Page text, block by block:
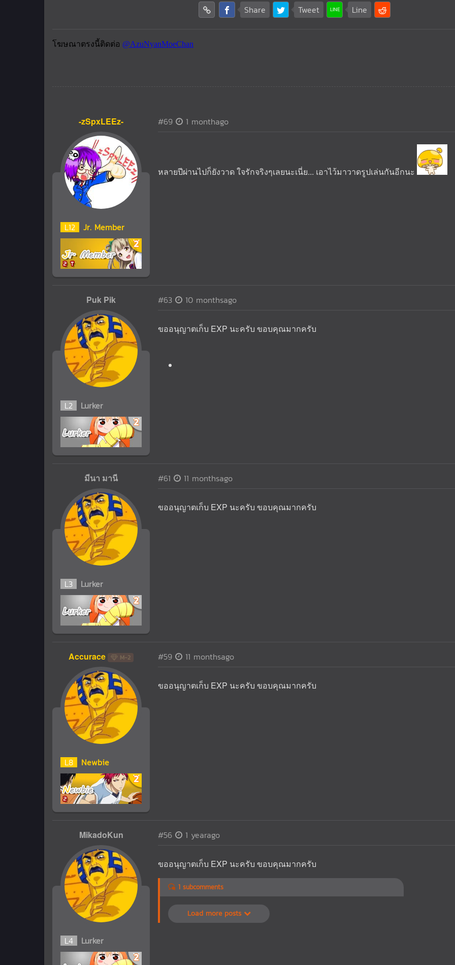
Share Tweet Line
-zSpxLEEz-
L12 Jr. Member
#69 1 monthago
หลายปีผ่านไปก็ยังวาด ใจรักจริงๆเลยนะเนี่ย... เอาไว้มาวาดรูปเล่นกันอีกนะ
Puk Pik
L2 Lurker
#63 10 monthsago
ขออนุญาตเก็บ EXP นะครับ ขอบคุณมากครับ
มีนา มานี
L3 Lurker
#61 11 monthsago
ขออนุญาตเก็บ EXP นะครับ ขอบคุณมากครับ
Accurace M-2
L8 Newbie
#59 11 monthsago
ขออนุญาตเก็บ EXP นะครับ ขอบคุณมากครับ
MikadoKun
L4 Lurker
#56 1 yearago
ขออนุญาตเก็บ EXP นะครับ ขอบคุณมากครับ
1 subcomments
Load more posts